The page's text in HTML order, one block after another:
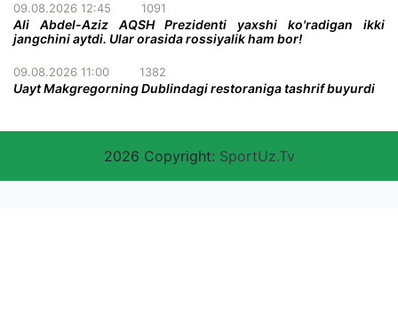
09.08.2026 12:45 1091
Ali Abdel-Aziz AQSH Prezidenti yaxshi ko'radigan ikki
jangchini aytdi. Ular orasida rossiyalik ham bor!
09.08.2026 11:00 1382
Uayt Makgregorning Dublindagi restoraniga tashrif buyurdi
2026 Copyright: SportUz.Tv